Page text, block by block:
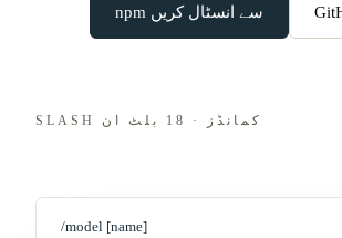
npm سے انسٹال کریں
SLASH کمانڈز · 18 بلٹ ان
/model [name]